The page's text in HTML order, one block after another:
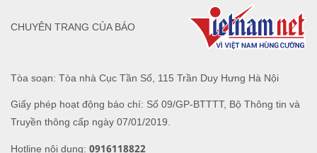
Tòa soạn: Tòa nhà Cục Tần Số, 115 Trần Duy Hưng Hà Nội
Giấy phép hoạt động báo chí: Số 09/GP-BTTTT, Bộ Thông tin và
Truyền thông cấp ngày 07/01/2019.
Hotline nội dung: 0916118822
CHUYÊN TRANG CỦA BÁO